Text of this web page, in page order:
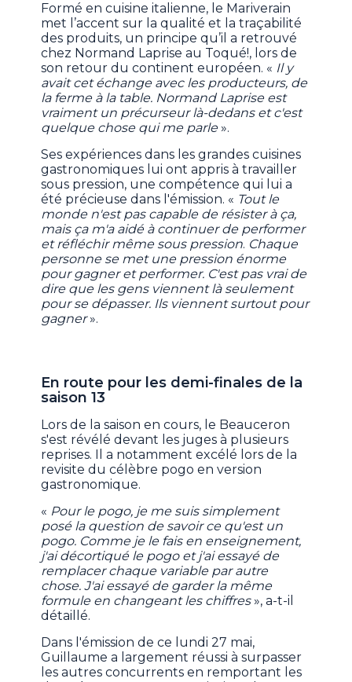
Formé en cuisine italienne, le Mariverain
met l’accent sur la qualité et la traçabilité
des produits, un principe qu’il a retrouvé
chez Normand Laprise au Toqué!, lors de
son retour du continent européen. « Il y
avait cet échange avec les producteurs, de
la ferme à la table. Normand Laprise est
vraiment un précurseur là-dedans et c'est
quelque chose qui me parle».
Ses expériences dans les grandes cuisines
gastronomiques lui ont appris à travailler
sous pression, une compétence qui lui a
été précieuse dans l'émission. « Tout le
monde n'est pas capable de résister à ça,
mais ça m'a aidé à continuer de performer
et réfléchir même sous pression. Chaque
personne se met une pression énorme
pour gagner et performer. C'est pas vrai de
dire que les gens viennent là seulement
pour se dépasser. Ils viennent surtout pour
gagner».
En route pour les demi-finales de la
saison 13
Lors de la saison en cours, le Beauceron
s'est révélé devant les juges à plusieurs
reprises. Il a notamment excélé lors de la
revisite du célèbre pogo en version
gastronomique.
« Pour le pogo, je me suis simplement
posé la question de savoir ce qu'est un
pogo. Comme je le fais en enseignement,
j'ai décortiqué le pogo et j'ai essayé de
remplacer chaque variable par autre
chose. J'ai essayé de garder la même
formule en changeant les chiffres», a-t-il
détaillé.
Dans l'émission de ce lundi 27 mai,
Guillaume a largement réussi à surpasser
les autres concurrents en remportant les